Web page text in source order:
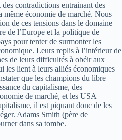
contradictions entrainant des
même économie de marché. Nous
de ces tensions dans le domaine
de l’Europe et la politique de
pour tenter de surmonter les
Leurs replis à l’intérieur de
de leurs difficultés à obéir aux
les lient à leurs alliés économiques
que les champions du libre
du capitalisme, des
de marché, et les USA
il est piquant donc de les
Adams Smith (père de
dans sa tombe.